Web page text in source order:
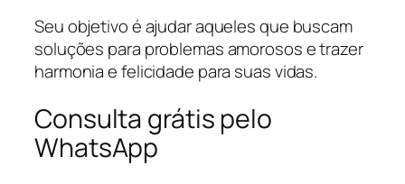
Seu objetivo é ajudar aqueles que buscam
soluções para problemas amorosos e trazer
harmonia e felicidade para suas vidas.
Consulta grátis pelo
WhatsApp